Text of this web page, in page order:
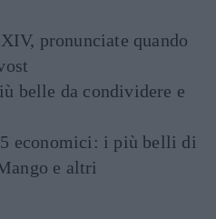
pronunciate quando
belle da condividere e
economici: i più belli di
e altri